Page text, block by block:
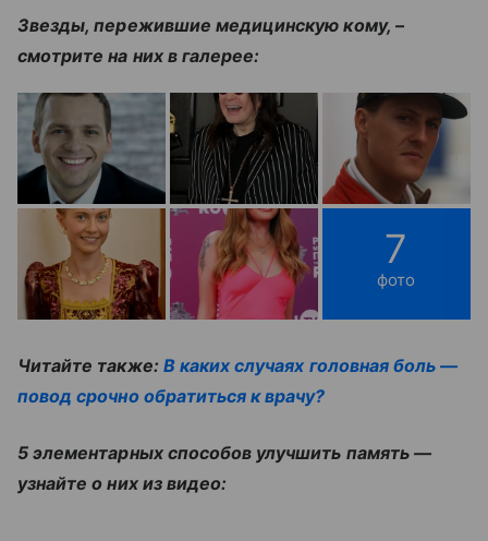
Звезды, пережившие медицинскую кому, –
смотрите на них в галерее:
7
фото
Читайте также: В каких случаях головная боль —
повод срочно обратиться к врачу?
5 элементарных способов улучшить память —
узнайте о них из видео: